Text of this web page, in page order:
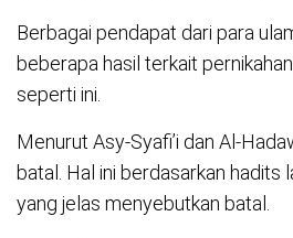
Berbagai pendapat dari para
beberapa hasil terkait
seperti ini.
Menurut Asy-Syafi’i dan Al-
batal. Hal ini berdasarkan hadits
yang jelas menyebutkan batal.